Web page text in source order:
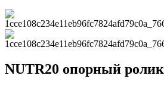
NUTR20 опорный ролик